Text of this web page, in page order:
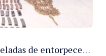
PMAM apreende 16,6 toneladas de entorpecentes e registra aumento nas prisões em flagrante e nas capturas de foragidos no primeiro semestre de 2026